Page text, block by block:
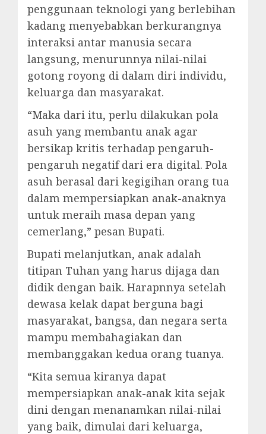
penggunaan teknologi yang berlebihan
kadang menyebabkan berkurangnya
interaksi antar manusia secara
langsung, menurunnya nilai-nilai
gotong royong di dalam diri individu,
keluarga dan masyarakat.
“Maka dari itu, perlu dilakukan pola
asuh yang membantu anak agar
bersikap kritis terhadap pengaruh-
pengaruh negatif dari era digital. Pola
asuh berasal dari kegigihan orang tua
dalam mempersiapkan anak-anaknya
untuk meraih masa depan yang
cemerlang,” pesan Bupati.
Bupati melanjutkan, anak adalah
titipan Tuhan yang harus dijaga dan
didik dengan baik. Harapnnya setelah
dewasa kelak dapat berguna bagi
masyarakat, bangsa, dan negara serta
mampu membahagiakan dan
membanggakan kedua orang tuanya.
“Kita semua kiranya dapat
mempersiapkan anak-anak kita sejak
dini dengan menanamkan nilai-nilai
yang baik, dimulai dari keluarga,